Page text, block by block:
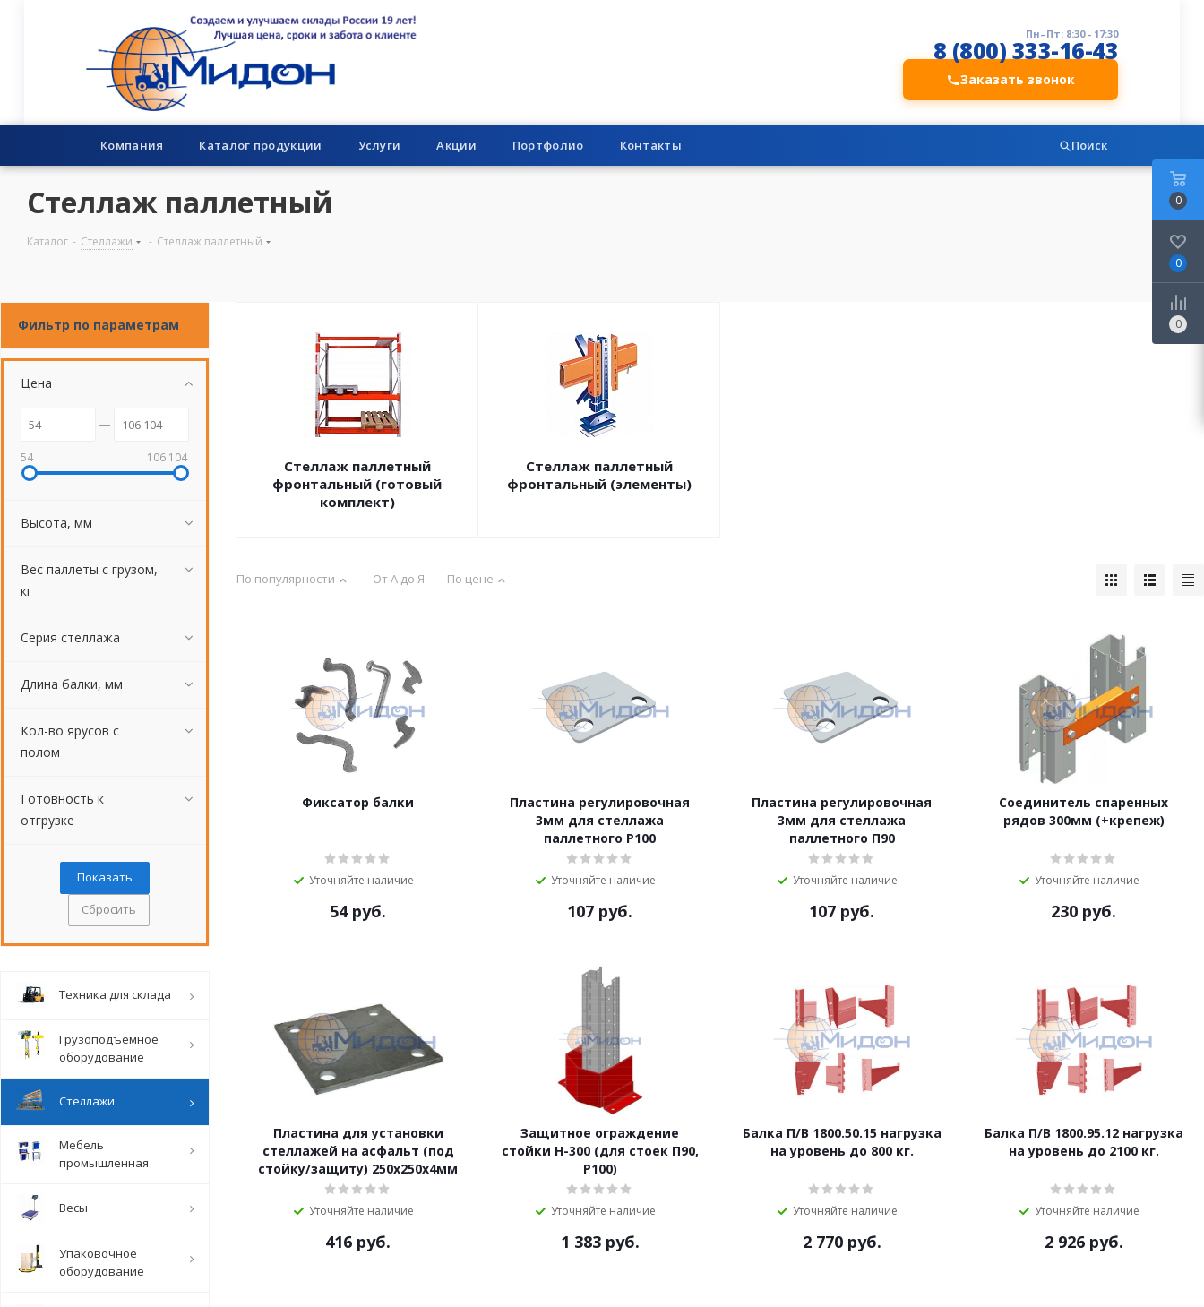
Пн–Пт: 8:30 - 17:30
8 (800) 333-16-43
Заказать звонок
Компания Каталог продукции Услуги Акции Портфолио Контакты Поиск
Стеллаж паллетный
Каталог - Стеллажи - Стеллаж паллетный
Стеллаж паллетный
фронтальный (готовый
комплект)
Стеллаж паллетный
фронтальный (элементы)
По популярности От А до Я По цене
Фиксатор балки
Уточняйте наличие
54руб.
Пластина регулировочная
3мм для стеллажа
паллетного Р100
Уточняйте наличие
107 руб.
Пластина регулировочная
3мм для стеллажа
паллетного П90
Уточняйте наличие
107 руб.
Соединитель спаренных
рядов 300мм (+крепеж)
Уточняйте наличие
230 руб.
Пластина для установки
стеллажей на асфальт (под
стойку/защиту) 250х250х4мм
Уточняйте наличие
416 руб.
Защитное ограждение
стойки Н-300 (для стоек П90,
Р100)
Уточняйте наличие
1 383руб.
Балка П/В 1800.50.15 нагрузка
на уровень до 800 кг.
Уточняйте наличие
2 770руб.
Балка П/B 1800.95.12 нагрузка
на уровень до 2100 кг.
Уточняйте наличие
2 926руб.
Фильтр по параметрам
Цена
54 106 104
Высота, мм
Вес паллеты с грузом,
кг
Серия стеллажа
Длина балки, мм
Кол-во ярусов с
полом
Готовность к
отгрузке
Сбросить
Техника для склада
Грузоподъемное
оборудование
Стеллажи
Мебель
промышленная
Весы
Упаковочное
оборудование
0
0
0